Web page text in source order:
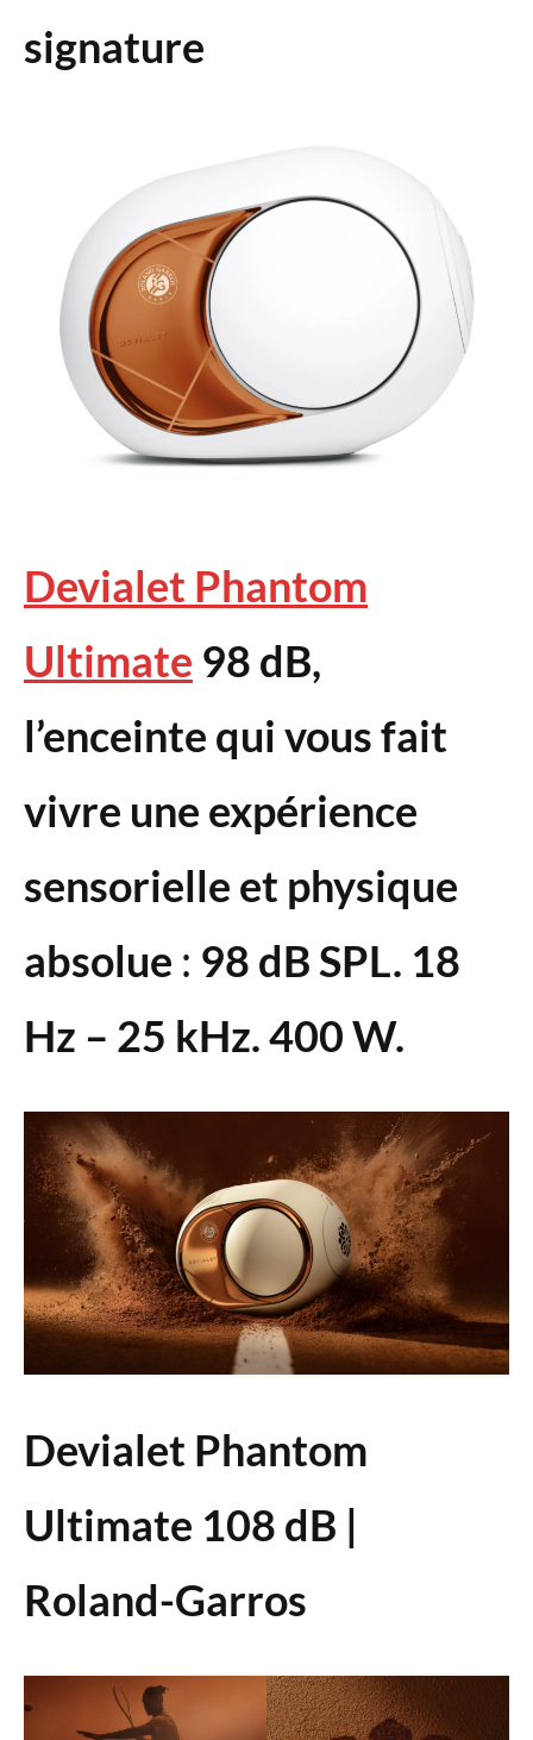
signature
Devialet Phantom
Ultimate 98 dB,
l’enceinte qui vous fait
vivre une expérience
sensorielle et physique
absolue : 98 dB SPL. 18
Hz – 25 kHz. 400 W.
Devialet Phantom
Ultimate 108 dB |
Roland-Garros